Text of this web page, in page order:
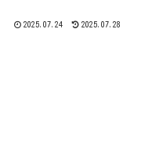
2025.07.24 2025.07.28